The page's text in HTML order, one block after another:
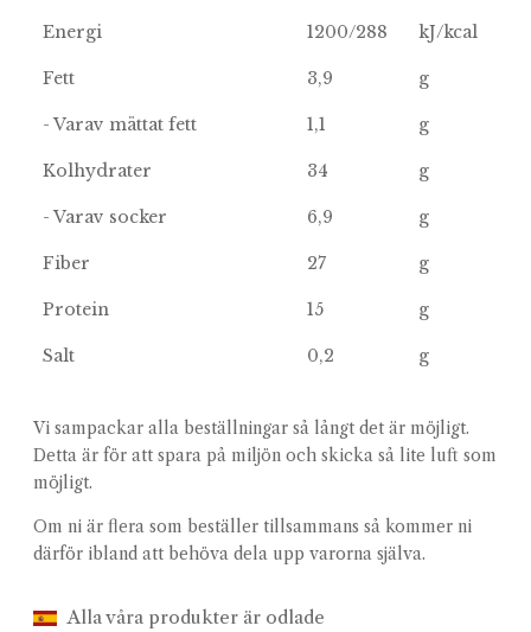
Energi 1200/288 kJ/kcal
Fett 3,9 g
- Varav mättat fett 1,1 g
Kolhydrater 34 g
- Varav socker 6,9 g
Fiber 27 g
Protein 15 g
Salt 0,2 g
Vi sampackar alla beställningar så långt det är möjligt.
Detta är för att spara på miljön och skicka så lite luft som
möjligt.
Om ni är flera som beställer tillsammans så kommer ni
därför ibland att behöva dela upp varorna själva.
Alla våra produkter är odlade